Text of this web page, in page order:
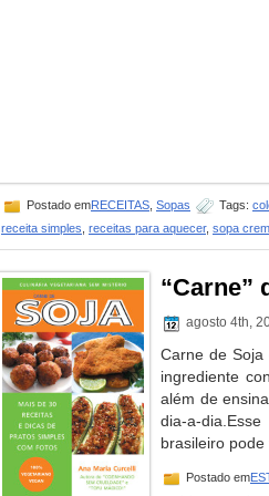
Postado emRECEITAS Sopas Tags:
receita simples receitas para aquecer, sopa
“Carne”
agosto 4th,
Carne de
ingrediente
além de
dia-a-
brasileiro pode
Postado em